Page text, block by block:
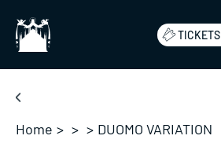
content
TICKETS
Home > > > DUOMO VARIATION